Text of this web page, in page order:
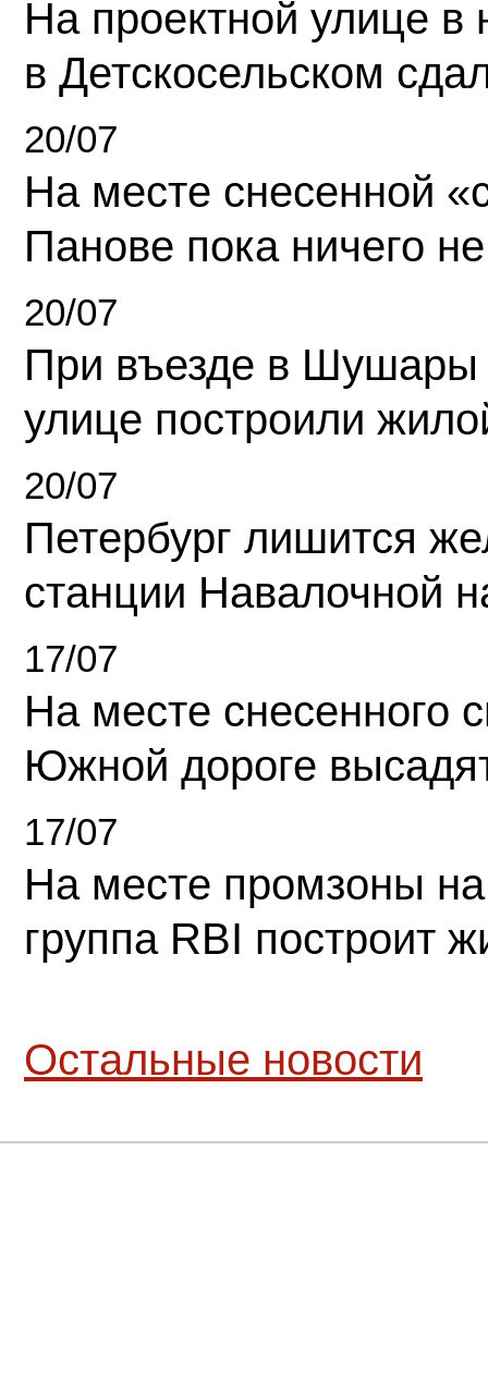
На проектной улице
в Детскосельском
20/07
На месте снесенной
Панове пока ничего
20/07
При въезде в Шушары
улице построили
20/07
Петербург лишится
станции Навалочной
17/07
На месте снесенного
Южной дороге
17/07
На месте промзоны
группа RBI построит
Остальные новости